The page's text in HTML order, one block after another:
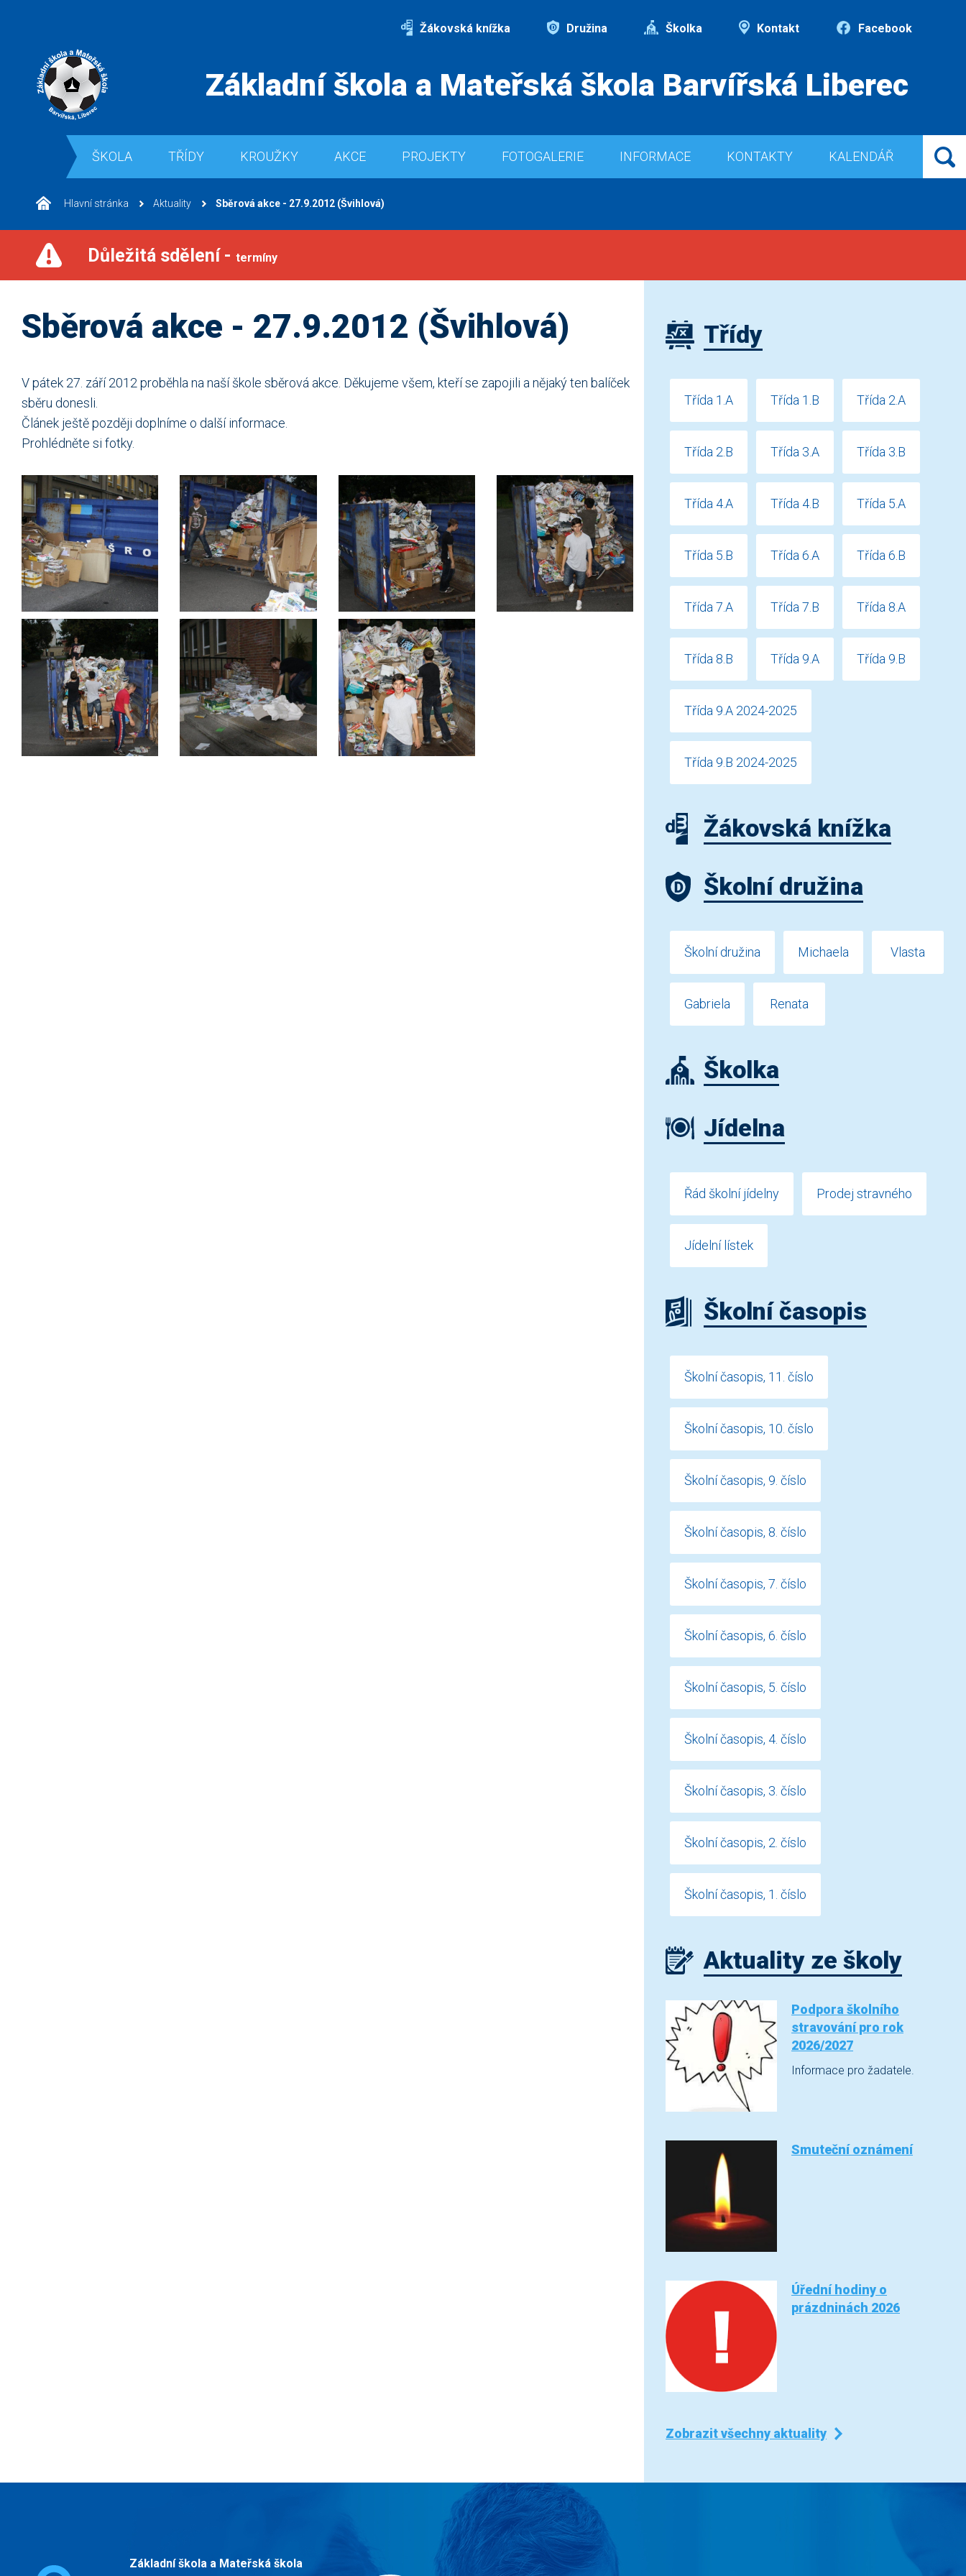
Žákovská knížka Družina Školka Kontakt Facebook
Základní škola a Mateřská škola Barvířská Liberec
ŠKOLA TŘÍDY KROUŽKY AKCE PROJEKTY FOTOGALERIE INFORMACE KONTAKTY KALENDÁŘ
Hlavní stránka Aktuality Sběrová akce - 27.9.2012 (Švihlová)
Důležitá sdělení - termíny
Sběrová akce - 27.9.2012 (Švihlová)
V pátek 27. září 2012 proběhla na naší škole sběrová akce. Děkujeme všem, kteří se zapojili a nějaký ten balíček
sběru donesli.
Článek ještě později doplníme o další informace.
Prohlédněte si fotky.
Třídy
Třída 1.A Třída 1.B Třída 2.A
Třída 2.B Třída 3.A Třída 3.B
Třída 4.A Třída 4.B Třída 5.A
Třída 5.B Třída 6.A Třída 6.B
Třída 7.A Třída 7.B Třída 8.A
Třída 8.B Třída 9.A Třída 9.B
Třída 9.A 2024-2025
Třída 9.B 2024-2025
Žákovská knížka
Školní družina
Školní družina Michaela Vlasta
Gabriela Renata
Školka
Jídelna
Řád školní jídelny Prodej stravného
Jídelní lístek
Školní časopis
Školní časopis, 11. číslo
Školní časopis, 10. číslo
Školní časopis, 9. číslo
Školní časopis, 8. číslo
Školní časopis, 7. číslo
Školní časopis, 6. číslo
Školní časopis, 5. číslo
Školní časopis, 4. číslo
Školní časopis, 3. číslo
Školní časopis, 2. číslo
Školní časopis, 1. číslo
Aktuality ze školy
Podpora školního
stravování pro rok
2026/2027
Informace pro žadatele.
Smuteční oznámení
Úřední hodiny o
prázdninách 2026
Zobrazit všechny aktuality
Základní škola a Mateřská škola